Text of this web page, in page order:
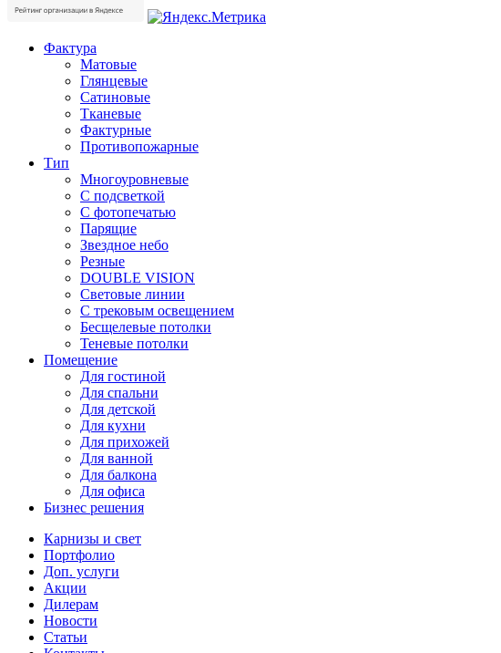
Фактура
Матовые
Глянцевые
Сатиновые
Тканевые
Фактурные
Противопожарные
Тип
Многоуровневые
С подсветкой
С фотопечатью
Парящие
Звездное небо
Резные
DOUBLE VISION
Cветовые линии
С трековым освещением
Бесщелевые потолки
Теневые потолки
Помещение
Для гостиной
Для спальни
Для детской
Для кухни
Для прихожей
Для ванной
Для балкона
Для офиса
Бизнес решения
Карнизы и свет
Портфолио
Доп. услуги
Акции
Дилерам
Новости
Статьи